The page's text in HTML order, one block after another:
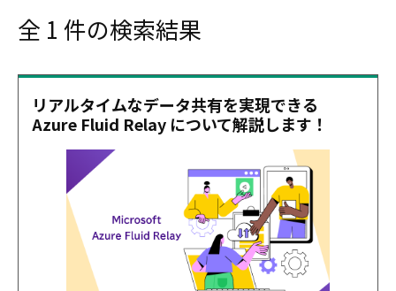
全 1 件の検索結果
リアルタイムなデータ共有を実現できる
Azure Fluid Relay について解説します！